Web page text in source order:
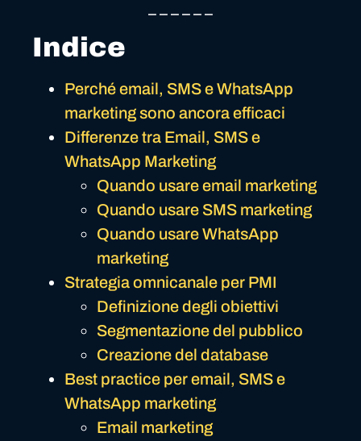
Indice
Perché email, SMS e WhatsApp
marketing sono ancora efficaci
Differenze tra Email, SMS e
WhatsApp Marketing
Quando usare email marketing
Quando usare SMS marketing
Quando usare WhatsApp
marketing
Strategia omnicanale per PMI
Definizione degli obiettivi
Segmentazione del pubblico
Creazione del database
Best practice per email, SMS e
WhatsApp marketing
Email marketing